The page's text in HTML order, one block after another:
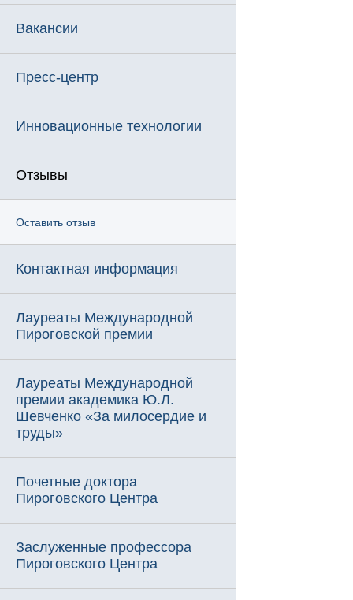
Вакансии
Пресс-центр
Инновационные технологии
Отзывы
Оставить отзыв
Контактная информация
Лауреаты Международной
Пироговской премии
Лауреаты Международной
премии академика Ю.Л.
Шевченко «За милосердие и
труды»
Почетные доктора
Пироговского Центра
Заслуженные профессора
Пироговского Центра